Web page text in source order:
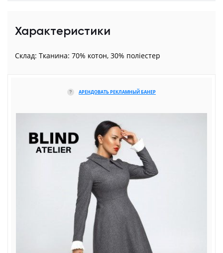
Характеристики
Склад: Тканина: 70% котон, 30% поліестер
? АРЕНДОВАТЬ РЕКЛАМНЫЙ БАНЕР